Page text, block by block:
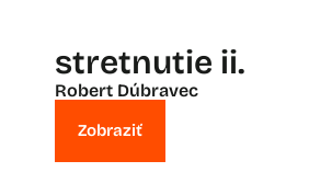
stretnutie ii.
Robert Dúbravec
Zobraziť